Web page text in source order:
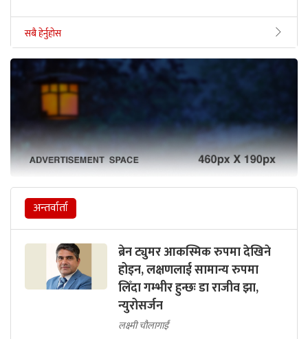
सबै हेर्नुहोस
अन्तर्वार्ता
ब्रेन ट्युमर आकस्मिक रुपमा देखिने
होइन, लक्षणलाई सामान्य रुपमा
लिँदा गम्भीर हुन्छः डा राजीव झा,
न्युरोसर्जन
लक्ष्मी चौलागाईं